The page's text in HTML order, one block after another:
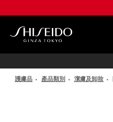
至
護膚品 產品類別 潔膚及卸妝